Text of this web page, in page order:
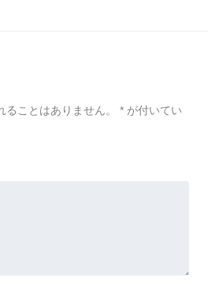
ことはありません。 * が付いてい